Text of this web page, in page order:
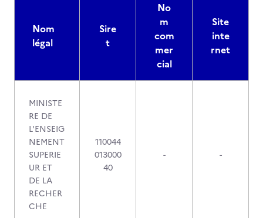
Nom
légal
Sire
t
No
m
com
mer
cial
Site
inte
rnet
MINISTE
RE DE
L'ENSEIG
NEMENT
SUPERIE
UR ET
DE LA
RECHER
CHE
110044
013000
40
- -